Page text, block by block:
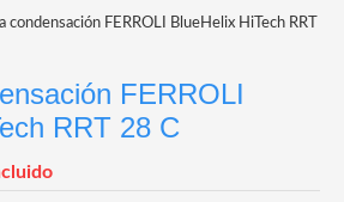
condensación FERROLI BlueHelix HiTech RRT
FERROLI
RRT 28 C